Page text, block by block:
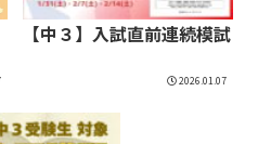
【中３】入試直前連続模試
2026.01.07